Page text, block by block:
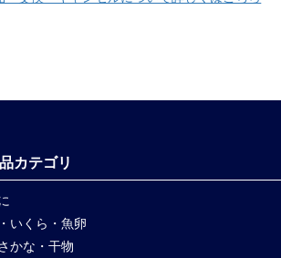
カテゴリ
いくら・魚卵
かな・干物